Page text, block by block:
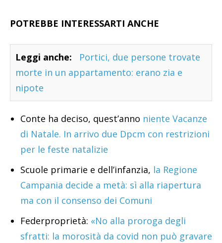
POTREBBE INTERESSARTI ANCHE
Leggi anche:
Portici, due persone trovate
morte in un appartamento: erano zia e
nipote
Conte ha deciso, quest’anno niente Vacanze
di Natale. In arrivo due Dpcm con restrizioni
per le feste natalizie
Scuole primarie e dell’infanzia, la Regione
Campania decide a metà: sì alla riapertura
ma con il consenso dei Comuni
Federproprietà: «No alla proroga degli
sfratti: la morosità da covid non può gravare